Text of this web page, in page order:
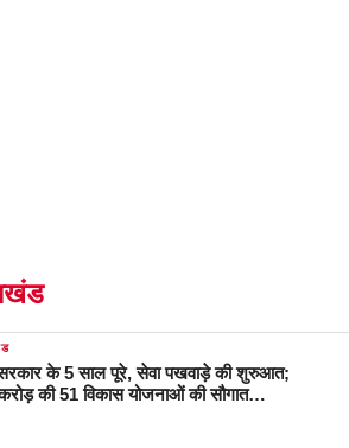
सरकार के 5 साल पूरे, सेवा पखवाड़े की शुरुआत;
की 51 विकास योजनाओं की सौगात…